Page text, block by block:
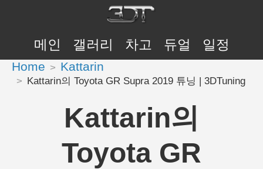
메인 갤러리 차고 듀얼 일정
Home Kattarin
Kattarin의 Toyota GR Supra 2019 튜닝 | 3DTuning
Kattarin의
Toyota GR